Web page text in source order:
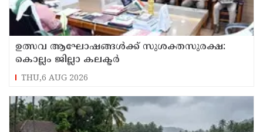
ഉത്സവ ആഘോഷങ്ങൾക്ക് സുശക്തസുരക്ഷ:
കൊല്ലം ജില്ലാ കലക്ടർ
THU,6 AUG 2026